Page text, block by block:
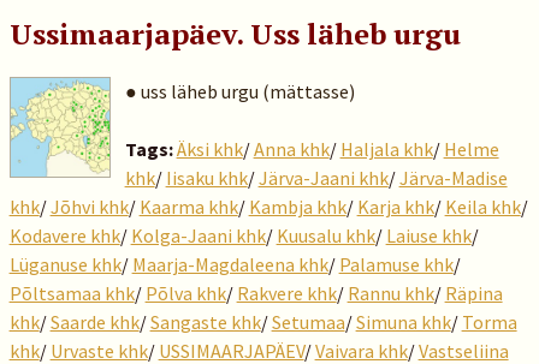
Ussimaarjapäev. Uss läheb urgu
● uss läheb urgu (mättasse)
Tags:Äksi khk/Anna khk/ Haljala khk/ Helme
khk/ Iisaku khk/Järva-Jaani khk/Järva-Madise
khk/Jõhvi khk/ Kaarma khk/ Kambja khk/ Karja khk/ Keila khk/
Kodavere khk/ Kolga-Jaani khk/ Kuusalu khk/ Laiuse khk/
Lüganuse khk/ Maarja-Magdaleena khk/ Palamuse khk/
Põltsamaa khk/ Põlva khk/ Rakvere khk/ Rannu khk/ Räpina
khk/Saarde khk/Sangaste khk/Setumaa/Simuna khk/ Torma
khk/ Urvaste khk/ USSIMAARJAPÄEV/Vaivara khk/Vastseliina